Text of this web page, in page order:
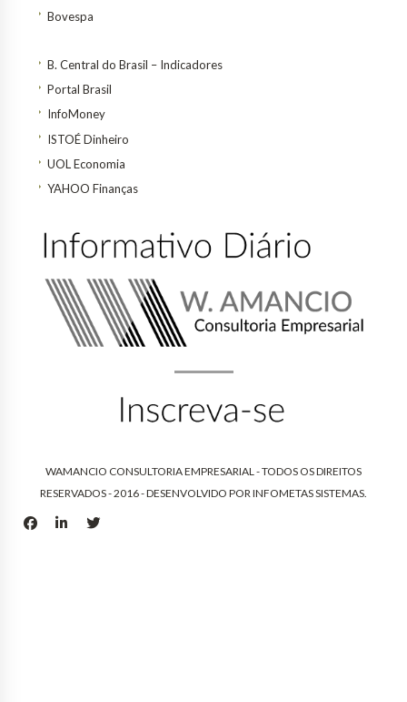
Bovespa
B. Central do Brasil – Indicadores
Portal Brasil
InfoMoney
ISTOÉ Dinheiro
UOL Economia
YAHOO Finanças
WAMANCIO CONSULTORIA EMPRESARIAL - TODOS OS DIREITOS
RESERVADOS - 2016 - DESENVOLVIDO PORINFOMETAS SISTEMAS.